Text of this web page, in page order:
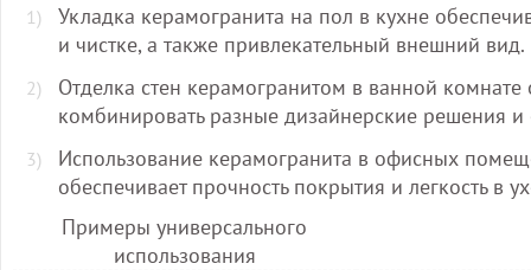
Укладка керамогранита на пол в кухне
и чистке, а также привлекательный внешний вид.
Отделка стен керамогранитом в ванной комнате
комбинировать разные дизайнерские решения и
Использование керамогранита в офисных
обеспечивает прочность покрытия и легкость в
Примеры универсального
использования